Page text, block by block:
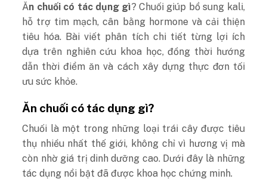
Ăn chuối có tác dụng gì? Chuối giúp bổ sung kali,
hỗ trợ tim mạch, cân bằng hormone và cải thiện
tiêu hóa. Bài viết phân tích chi tiết từng lợi ích
dựa trên nghiên cứu khoa học, đồng thời hướng
dẫn thời điểm ăn và cách xây dựng thực đơn tối
ưu sức khỏe.
Ăn chuối có tác dụng gì?
Chuối là một trong những loại trái cây được tiêu
thụ nhiều nhất thế giới, không chỉ vì hương vị mà
còn nhờ giá trị dinh dưỡng cao. Dưới đây là những
tác dụng nổi bật đã được khoa học chứng minh.